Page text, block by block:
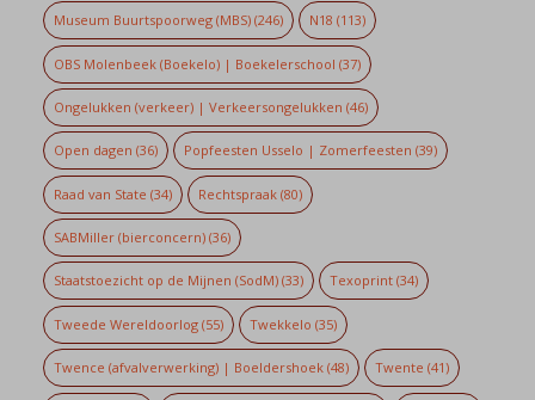
Museum Buurtspoorweg (MBS)(246) N18 (113)
OBS Molenbeek (Boekelo) | Boekelerschool (37)
Ongelukken (verkeer) | Verkeersongelukken (46)
Open dagen (36) Popfeesten Usselo | Zomerfeesten (39)
Raad van State (34) Rechtspraak (80)
SABMiller (bierconcern)(36)
Staatstoezicht op de Mijnen (SodM)(33) Texoprint (34)
Tweede Wereldoorlog(55) Twekkelo (35)
Twence (afvalverwerking) | Boeldershoek(48) Twente (41)